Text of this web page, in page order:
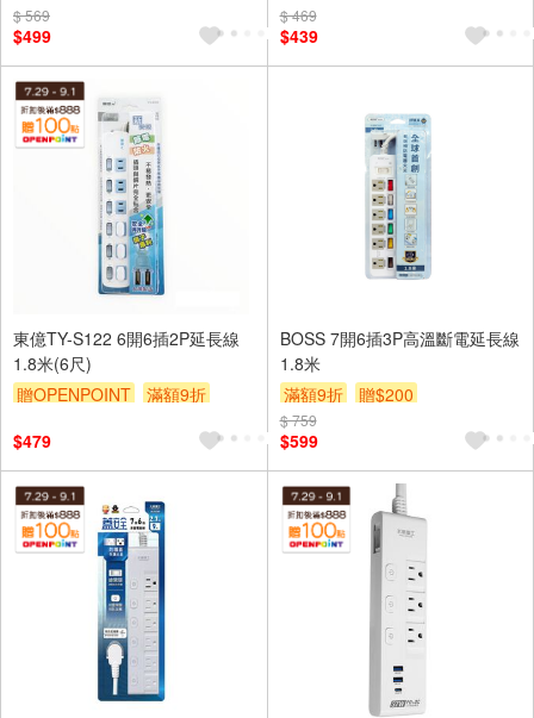
$ 569
$499
贈$200
$ 469
$439
東億TY-S122 6開6插2P延長線
1.8米(6尺)
贈OPENPOINT
滿額9折
$479
BOSS 7開6插3P高溫斷電延長線
1.8米
滿額9折
贈$200
$ 759
$599